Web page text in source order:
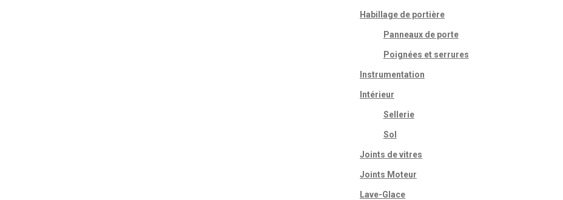
Habillage de portière
Panneaux de porte
Poignées et serrures
Instrumentation
Intérieur
Sellerie
Sol
Joints de vitres
Joints Moteur
Lave-Glace